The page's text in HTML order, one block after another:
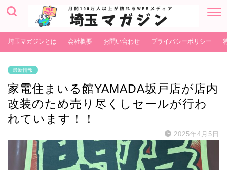
埼玉マガジンとは 会社概要 お問い合わせ プライバシーポリシー
最新情報
家電住まいる館YAMADA坂戸店が店内
改装のため売り尽くしセールが行わ
れています！！
2025年4月5日